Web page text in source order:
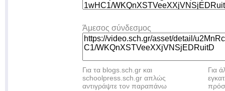
Άμεσος σύνδεσμος
Για τα blogs.sch.gr και
schoolpress.sch.gr απλώς
αντιγράψτε τον παραπάνω
Για